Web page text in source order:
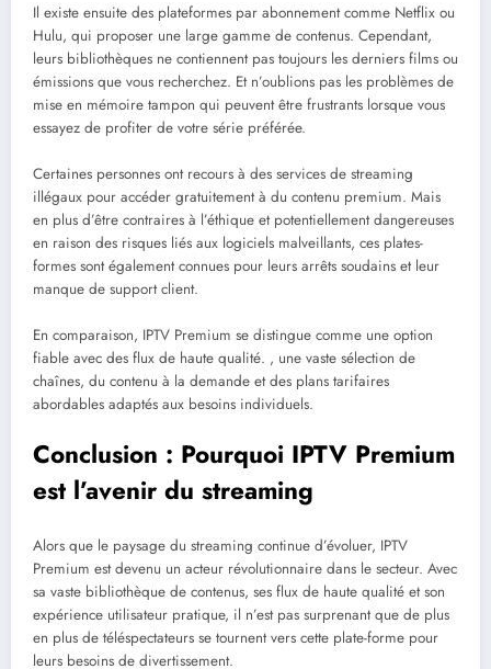
Il existe ensuite des plateformes par abonnement comme Netflix ou
Hulu, qui proposer une large gamme de contenus. Cependant,
leurs bibliothèques ne contiennent pas toujours les derniers films ou
émissions que vous recherchez. Et n’oublions pas les problèmes de
mise en mémoire tampon qui peuvent être frustrants lorsque vous
essayez de profiter de votre série préférée.
Certaines personnes ont recours à des services de streaming
illégaux pour accéder gratuitement à du contenu premium. Mais
en plus d’être contraires à l’éthique et potentiellement dangereuses
en raison des risques liés aux logiciels malveillants, ces plates-
formes sont également connues pour leurs arrêts soudains et leur
manque de support client.
En comparaison, IPTV Premium se distingue comme une option
fiable avec des flux de haute qualité. , une vaste sélection de
chaînes, du contenu à la demande et des plans tarifaires
abordables adaptés aux besoins individuels.
Conclusion : Pourquoi IPTV Premium
est l’avenir du streaming
Alors que le paysage du streaming continue d’évoluer, IPTV
Premium est devenu un acteur révolutionnaire dans le secteur. Avec
sa vaste bibliothèque de contenus, ses flux de haute qualité et son
expérience utilisateur pratique, il n’est pas surprenant que de plus
en plus de téléspectateurs se tournent vers cette plate-forme pour
leurs besoins de divertissement.